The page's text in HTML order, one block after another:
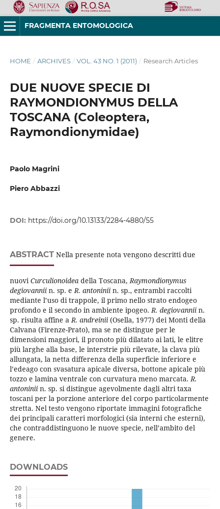
FRAGMENTA ENTOMOLOGICA
HOME / ARCHIVES / VOL. 43 NO. 1 (2011) / Research Articles
DUE NUOVE SPECIE DI
RAYMONDIONYMUS DELLA
TOSCANA (Coleoptera,
Raymondionymidae)
Paolo Magrini
Piero Abbazzi
DOI: https://doi.org/10.13133/2284-4880/55
ABSTRACTNella presente nota vengono descritti due
nuoviCurculionoideadella Toscana,Raymondionymus
degiovanniin. sp. eR. antoniniin. sp., entrambi raccolti
mediante l’uso di trappole, il primo nello strato endogeo
profondo e il secondo in ambiente ipogeo.R. degiovanniin.
sp. risulta affine aR. andreinii(Osella, 1977) dei Monti della
Calvana (Firenze-Prato), ma se ne distingue per le
dimensioni maggiori, il pronoto più dilatato ai lati, le elitre
più larghe alla base, le interstrie più rilevate, la clava più
allungata, la netta differenza della superficie inferiore e
l’edeago con svasatura apicale diversa, bottone apicale più
tozzo e lamina ventrale con curvatura meno marcata.R.
antoniniin. sp. si distingue agevolmente dagli altri taxa
toscani per la porzione anteriore del corpo particolarmente
stretta. Nel testo vengono riportate immagini fotografiche
dei principali caratteri morfologici (sia interni che esterni),
che contraddistinguono le nuove specie, nell’ambito del
genere.
DOWNLOADS